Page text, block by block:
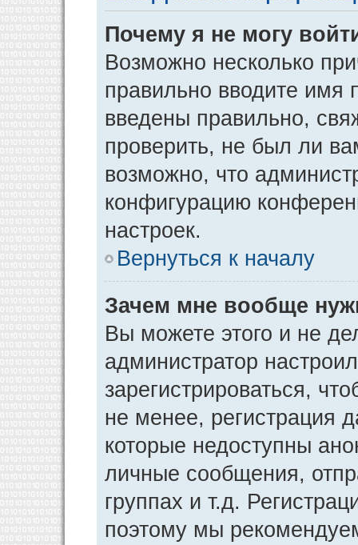
Почему я не могу
Возможно несколько
правильно вводите имя
введены правильно,
проверить, не был ли
возможно, что
конфигурацию
настроек.
Вернуться к началу
Зачем мне вообще
Вы можете этого и не
администратор
зарегистрироваться,
не менее, регистрация
которые недоступны
личные сообщения,
группах и т.д.
поэтому мы